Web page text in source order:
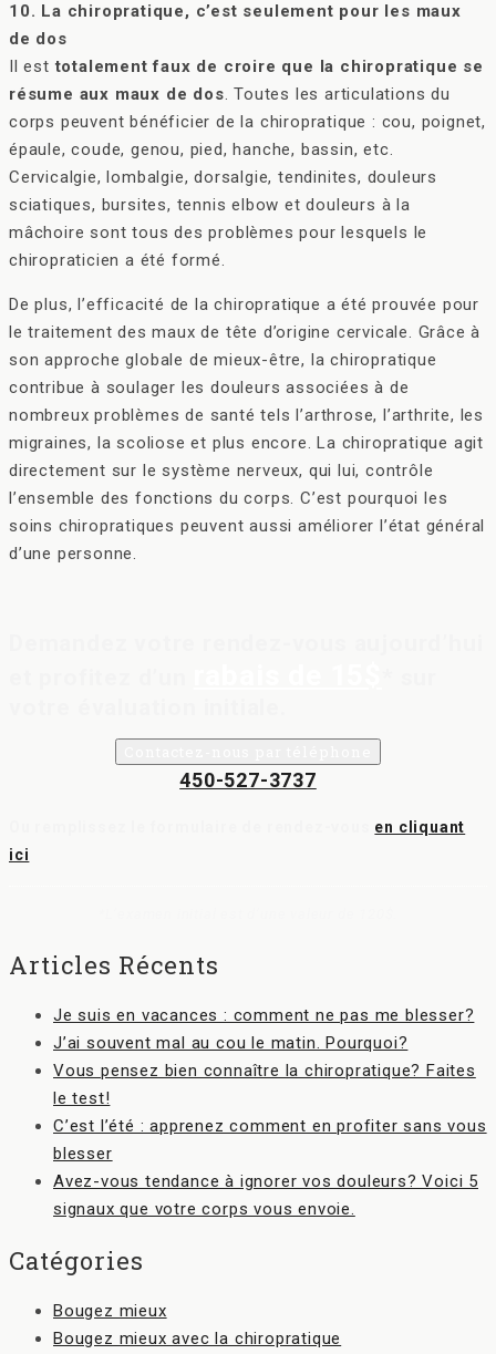
10. La chiropratique, c’est seulement pour les maux
de dos
Il esttotalement faux de croire que la chiropratique se
résume aux maux de dos. Toutes les articulations du
corps peuvent bénéficier de la chiropratique : cou, poignet,
épaule, coude, genou, pied, hanche, bassin, etc.
Cervicalgie, lombalgie, dorsalgie, tendinites, douleurs
sciatiques, bursites, tennis elbow et douleurs à la
mâchoire sont tous des problèmes pour lesquels le
chiropraticien a été formé.
De plus, l’efficacité de la chiropratique a été prouvée pour
le traitement des maux de tête d’origine cervicale. Grâce à
son approche globale de mieux-être, la chiropratique
contribue à soulager les douleurs associées à de
nombreux problèmes de santé tels l’arthrose, l’arthrite, les
migraines, la scoliose et plus encore. La chiropratique agit
directement sur le système nerveux, qui lui, contrôle
l’ensemble des fonctions du corps. C’est pourquoi les
soins chiropratiques peuvent aussi améliorer l’état général
d’une personne.
450-527-3737
en cliquant
ici
Articles Récents
Je suis en vacances : comment ne pas me blesser?
J’ai souvent mal au cou le matin. Pourquoi?
Vous pensez bien connaître la chiropratique? Faites
le test!
C’est l’été : apprenez comment en profiter sans vous
blesser
Avez-vous tendance à ignorer vos douleurs? Voici 5
signaux que votre corps vous envoie.
Catégories
Bougez mieux
Bougez mieux avec la chiropratique